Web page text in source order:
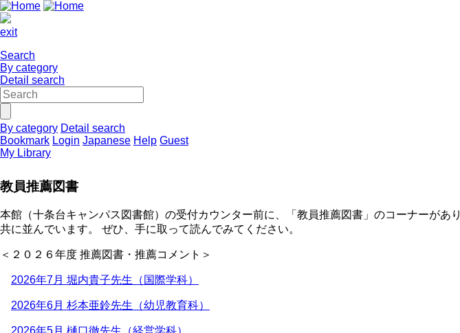
exit
Search
By category
Detail search
By category Detail search
Bookmark Login Japanese Help Guest
My Library
教員推薦図書
本館（十条台キャンパス図書館）の受付カウンター前に、「教員推薦図書」のコーナーが
共に並んでいます。 ぜひ、手に取って読んでみてください。
＜２０２６年度 推薦図書・推薦コメント＞
2026年7月 堀内貴子先生（国際学科）
2026年6月 杉本亜鈴先生（幼児教育科）